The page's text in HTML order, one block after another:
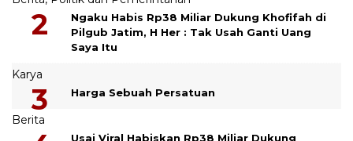
Ngaku Habis Rp38 Miliar Dukung Khofifah di
Pilgub Jatim, H Her : Tak Usah Ganti Uang
Saya Itu
Karya
Harga Sebuah Persatuan
Berita
Usai Viral Habiskan Rp38 Miliar Dukung